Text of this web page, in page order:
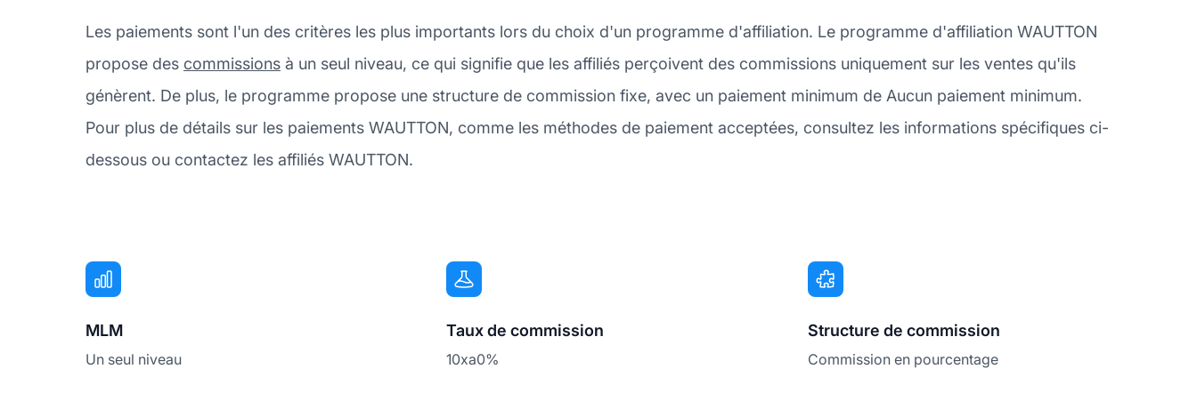
Les paiements sont l'un des critères les plus importants lors du choix d'un programme d'affiliation. Le programme d'affiliation WAUTTON
propose des commissions à un seul niveau, ce qui signifie que les affiliés perçoivent des commissions uniquement sur les ventes qu'ils
génèrent. De plus, le programme propose une structure de commission fixe, avec un paiement minimum de Aucun paiement minimum.
Pour plus de détails sur les paiements WAUTTON, comme les méthodes de paiement acceptées, consultez les informations spécifiques ci-
dessous ou contactez les affiliés WAUTTON.
MLM
Un seul niveau
Taux de commission
10xa0%
Structure de commission
Commission en pourcentage